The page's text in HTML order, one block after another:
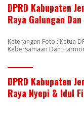
DPRD Kabupaten
Raya Galungan
Keterangan Foto : Ketua
Kebersamaan Dan
DPRD Kabupaten
Raya Nyepi & Idul